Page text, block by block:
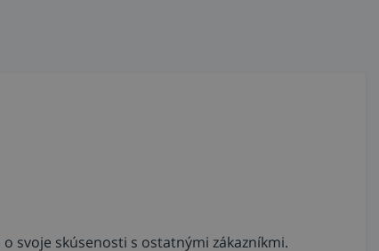
o svoje skúsenosti s ostatnými zákazníkmi.